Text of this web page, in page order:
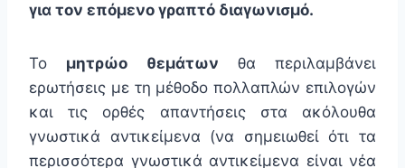
για τον επόμενο γραπτό διαγωνισμό.
Το μητρώο θεμάτων θα περιλαμβάνει
ερωτήσεις με τη μέθοδο πολλαπλών επιλογών
και τις ορθές απαντήσεις στα ακόλουθα
γνωστικά αντικείμενα (να σημειωθεί ότι τα
περισσότερα γνωστικά αντικείμενα είναι νέα